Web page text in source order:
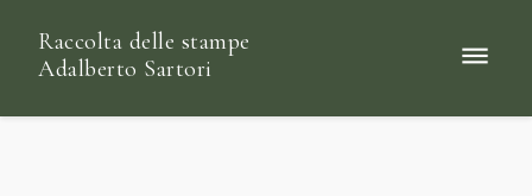
Raccolta delle stampe
Adalberto Sartori